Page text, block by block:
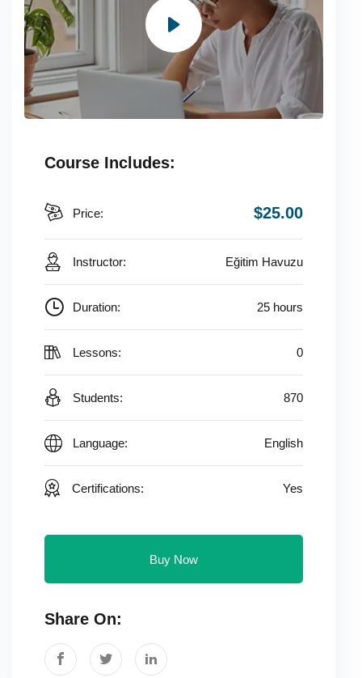
Course Includes:
Price: $25.00
Instructor: Eğitim Havuzu
Duration: 25 hours
Lessons: 0
Students: 870
Language: English
Certifications: Yes
Buy Now
Share On: